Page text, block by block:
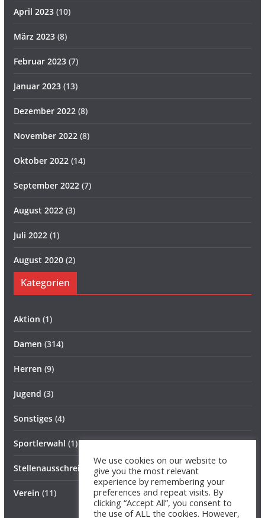
April 2023(10)
März 2023(8)
Februar 2023(7)
Januar 2023(13)
Dezember 2022(8)
November 2022(8)
Oktober 2022(14)
September 2022(7)
August 2022(3)
Juli 2022(1)
August 2020(2)
Kategorien
Aktion (1)
Damen (314)
Herren (9)
Jugend (3)
Sonstiges(4)
Sportlerwahl (1)
Stellenausschreibung(1)
Verein (11)
We use cookies on our website to
give you the most relevant
experience by remembering your
preferences and repeat visits. By
clicking “Accept All”, you consent to
the use of ALL the cookies. However,